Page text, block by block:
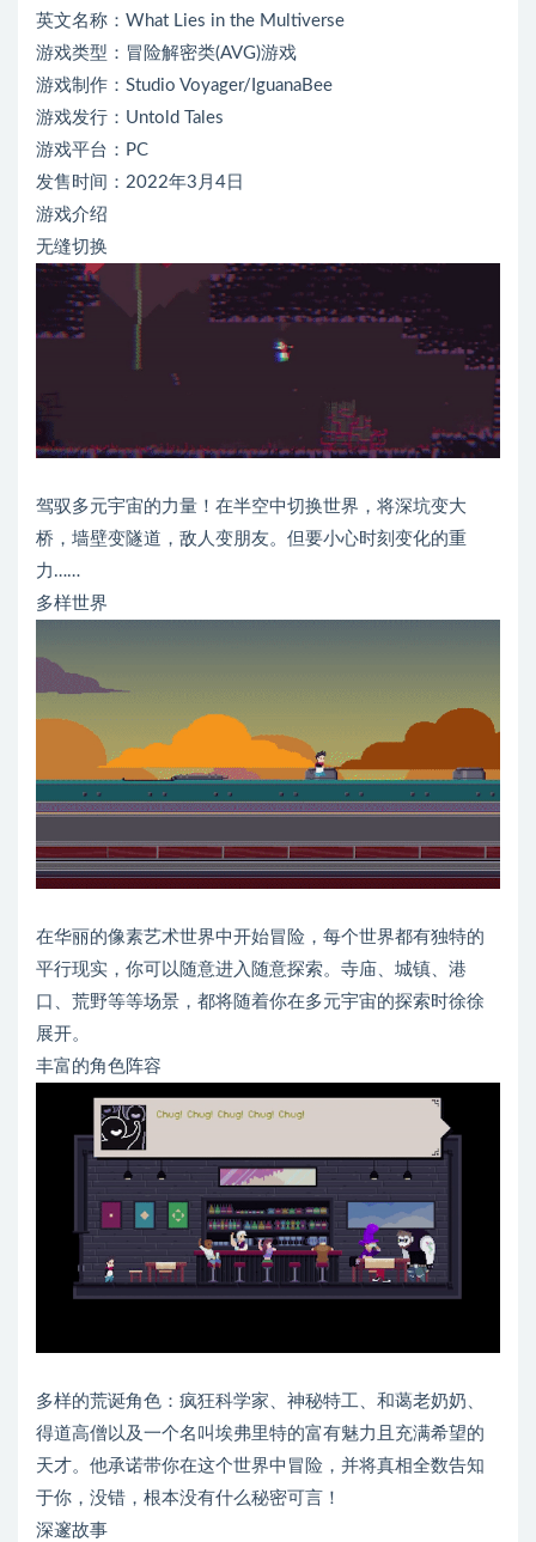
英文名称：What Lies in the Multiverse
游戏类型：冒险解密类(AVG)游戏
游戏制作：Studio Voyager/IguanaBee
游戏发行：Untold Tales
游戏平台：PC
发售时间：2022年3月4日
游戏介绍
无缝切换
驾驭多元宇宙的力量！在半空中切换世界，将深坑变大
桥，墙壁变隧道，敌人变朋友。但要小心时刻变化的重
力……
多样世界
在华丽的像素艺术世界中开始冒险，每个世界都有独特的
平行现实，你可以随意进入随意探索。寺庙、城镇、港
口、荒野等等场景，都将随着你在多元宇宙的探索时徐徐
展开。
丰富的角色阵容
多样的荒诞角色：疯狂科学家、神秘特工、和蔼老奶奶、
得道高僧以及一个名叫埃弗里特的富有魅力且充满希望的
天才。他承诺带你在这个世界中冒险，并将真相全数告知
于你，没错，根本没有什么秘密可言！
深邃故事